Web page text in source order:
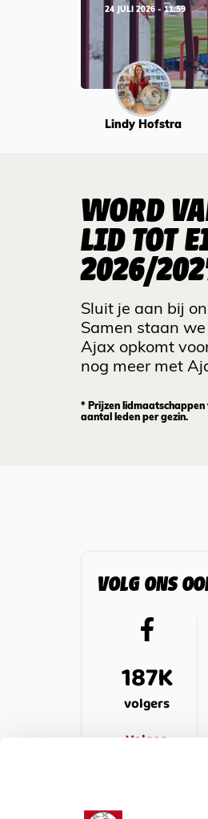
24 JULI 2026 - 11:59
Lindy Hofstra
WORD
LID TOT
2026/
Sluit je aan bij
Samen staan
Ajax opkomt
nog meer met
* Prijzen
aantal leden per gezin.
VOLG ONS
187K
volgers
Volgen